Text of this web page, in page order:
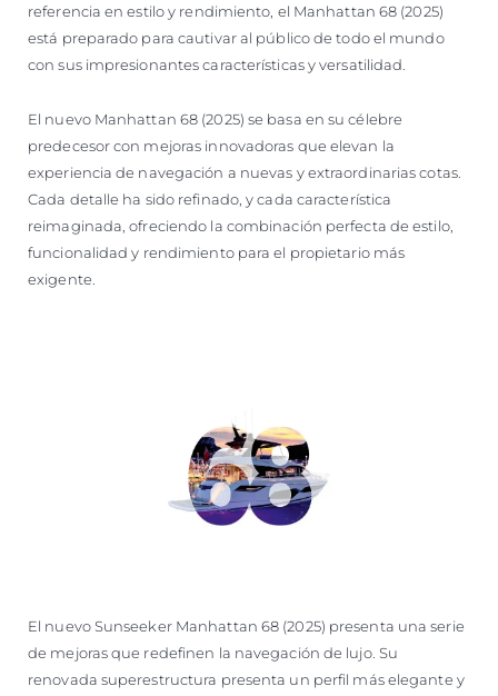
referencia en estilo y rendimiento, el Manhattan 68 (2025)
está preparado para cautivar al público de todo el mundo
con sus impresionantes características y versatilidad.
El nuevo Manhattan 68 (2025) se basa en su célebre
predecesor con mejoras innovadoras que elevan la
experiencia de navegación a nuevas y extraordinarias cotas.
Cada detalle ha sido refinado, y cada característica
reimaginada, ofreciendo la combinación perfecta de estilo,
funcionalidad y rendimiento para el propietario más
exigente.
El nuevo Sunseeker Manhattan 68 (2025) presenta una serie
de mejoras que redefinen la navegación de lujo. Su
renovada superestructura presenta un perfil más elegante y